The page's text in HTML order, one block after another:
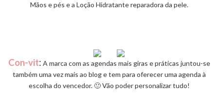
Mãos e pés e a Loção Hidratante reparadora da pele.
Con-vit: A marca com as agendas mais giras e práticas juntou-se
também uma vez mais ao blog e tem para oferecer uma agenda à
escolha do vencedor. 🙂 Vão poder personalizar tudo!